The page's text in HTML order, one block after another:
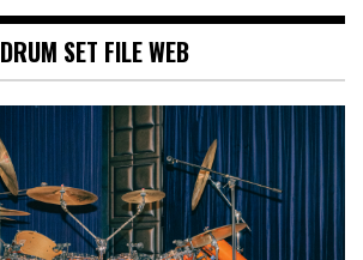
DRUM SET FILE WEB